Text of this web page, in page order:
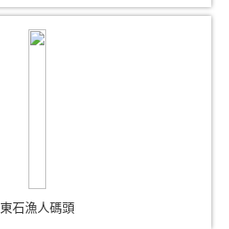
東石漁人碼頭